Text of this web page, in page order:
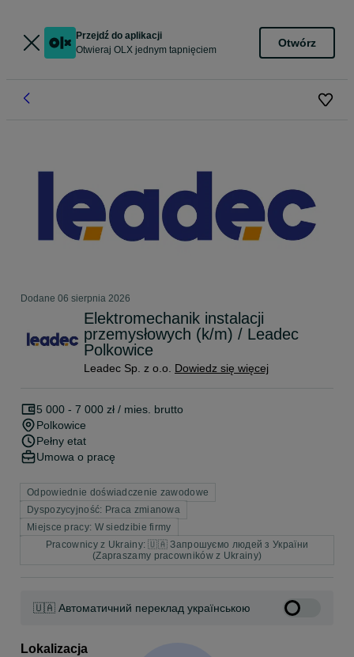
Przejdź do aplikacji
Otwieraj OLX jednym tapnięciem
Otwórz
Dodane 06 sierpnia 2026
Elektromechanik instalacji
przemysłowych (k/m) / Leadec
Polkowice
Leadec Sp. z o.o. Dowiedz się więcej
5 000 - 7 000 zł / mies. brutto
Polkowice
Pełny etat
Umowa o pracę
Odpowiednie doświadczenie zawodowe
Dyspozycyjność: Praca zmianowa
Miejsce pracy: W siedzibie firmy
Pracownicy z Ukrainy: 🇺🇦 Запрошуємо людей з України
(Zapraszamy pracowników z Ukrainy)
🇺🇦 Автоматичний переклад українською
Lokalizacja